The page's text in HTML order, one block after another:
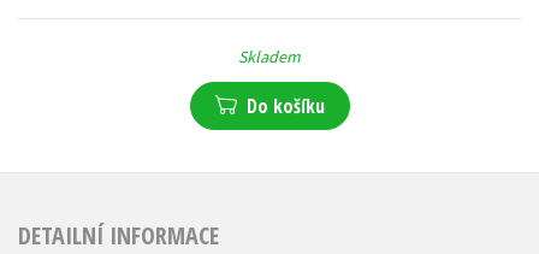
Skladem
Do košíku
DETAILNÍ INFORMACE